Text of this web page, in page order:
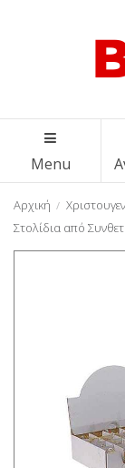
Menu
Αρχική
Στολίδια από